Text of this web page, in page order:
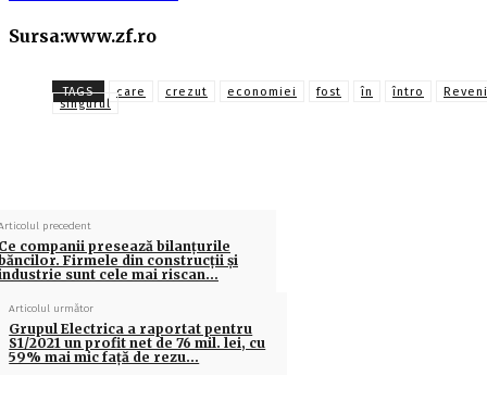
Sursa:www.zf.ro
TAGS care crezut economiei fost în întro
singurul
precedent
companii presează bilanţurile
Firmele din construcţii şi
sunt cele mai riscan…
Articolul următor
Grupul Electrica a raportat pentru
S1/2021 un profit net de 76 mil. lei, cu
59% mai mic faţă de rezu…